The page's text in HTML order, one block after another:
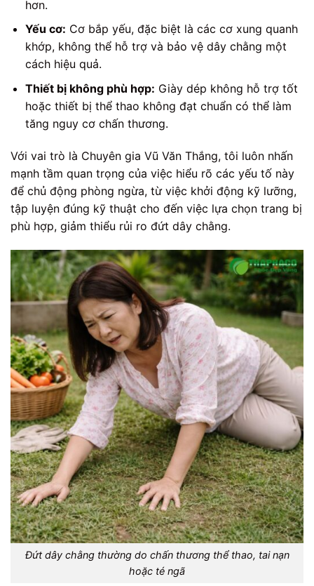
hơn.
Yếu cơ: Cơ bắp yếu, đặc biệt là các cơ xung quanh
khớp, không thể hỗ trợ và bảo vệ dây chằng một
cách hiệu quả.
Thiết bị không phù hợp: Giày dép không hỗ trợ tốt
hoặc thiết bị thể thao không đạt chuẩn có thể làm
tăng nguy cơ chấn thương.
Với vai trò là Chuyên gia Vũ Văn Thắng, tôi luôn nhấn
mạnh tầm quan trọng của việc hiểu rõ các yếu tố này
để chủ động phòng ngừa, từ việc khởi động kỹ lưỡng,
tập luyện đúng kỹ thuật cho đến việc lựa chọn trang bị
phù hợp, giảm thiểu rủi ro đứt dây chằng.
Đứt dây chằng thường do chấn thương thể thao, tai nạn
hoặc té ngã